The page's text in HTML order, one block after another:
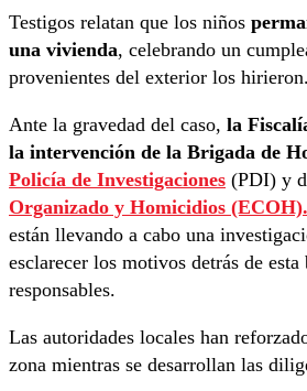
Testigos relatan que los niños
una vivienda, celebrando un
provenientes del exterior los hirieron.
Ante la gravedad del caso, la
la intervención de la Brigada de
Policía de Investigaciones (PDI) y
Organizado y Homicidios (ECOH).
están llevando a cabo una
esclarecer los motivos detrás de
responsables.
Las autoridades locales han
zona mientras se desarrollan las